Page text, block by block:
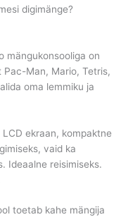
digimänge?
mängukonsooliga on
Man, Mario, Tetris,
oma lemmiku ja
ekraan, kompaktne
vaid ka
Ideaalne reisimiseks.
toetab kahe mängija